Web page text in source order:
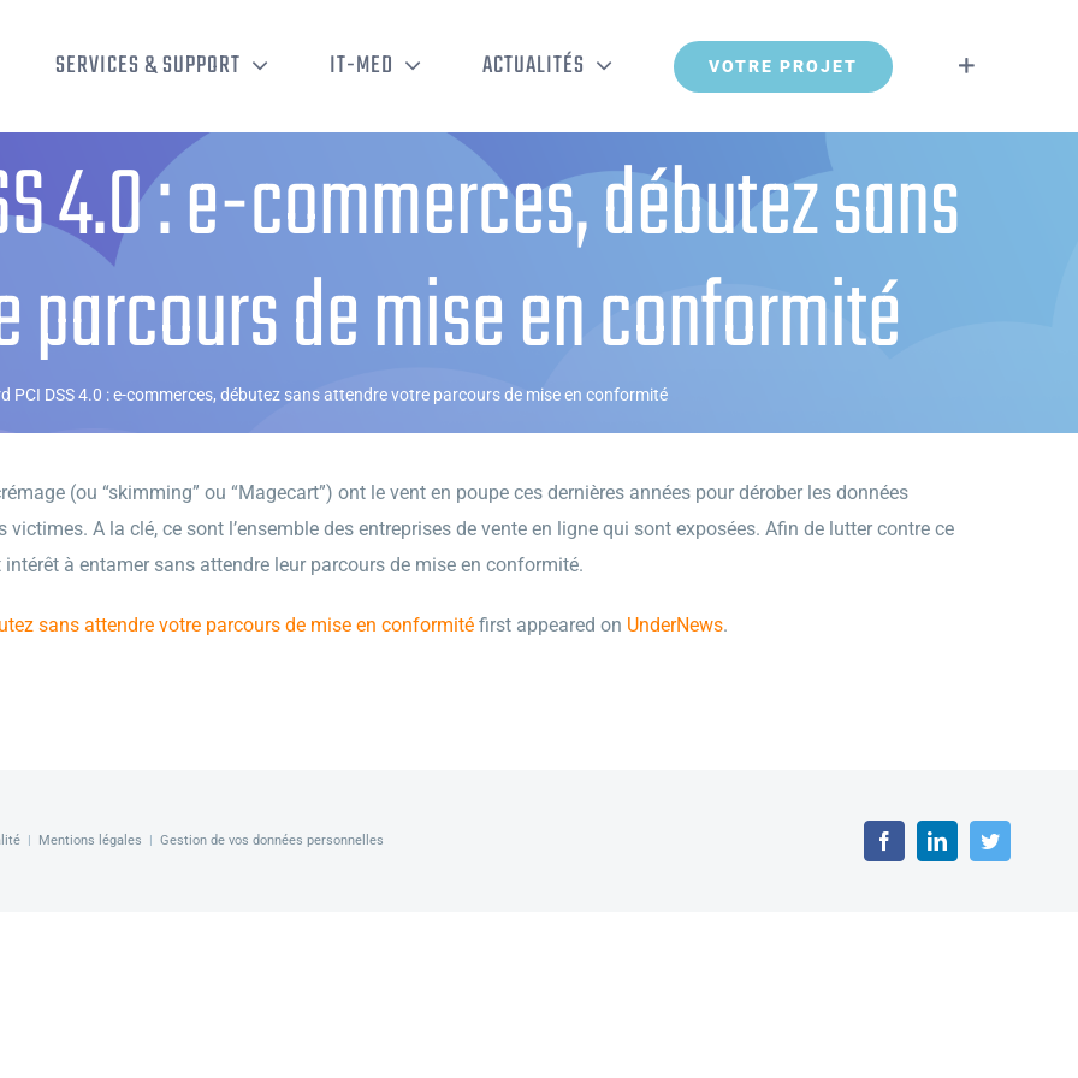
SERVICES & SUPPORT IT-MED ACTUALITÉS VOTRE PROJET
4.0 : e-commerces, débutez sans
parcours de mise en conformité
PCI DSS 4.0 : e-commerces, débutez sans attendre votre parcours de mise en conformité
(ou “skimming” ou “Magecart”) ont le vent en poupe ces dernières années pour dérober les données
A la clé, ce sont l’ensemble des entreprises de vente en ligne qui sont exposées. Afin de lutter contre ce
à entamer sans attendre leur parcours de mise en conformité.
sans attendre votre parcours de mise en conformité first appeared on UnderNews.
| Mentions légales | Gestion de vos données personnelles FacebookLinkedInTwitter